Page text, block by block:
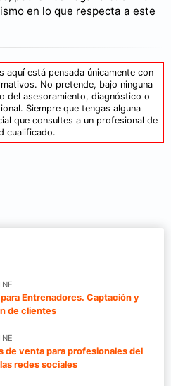
en lo que respecta a este
aquí está pensada únicamente con
No pretende, bajo ninguna
del asesoramiento, diagnóstico o
Siempre que tengas alguna
que consultes a un profesional de
cualificado.
Entrenadores. Captación y
de clientes
de venta para profesionales del
redes sociales